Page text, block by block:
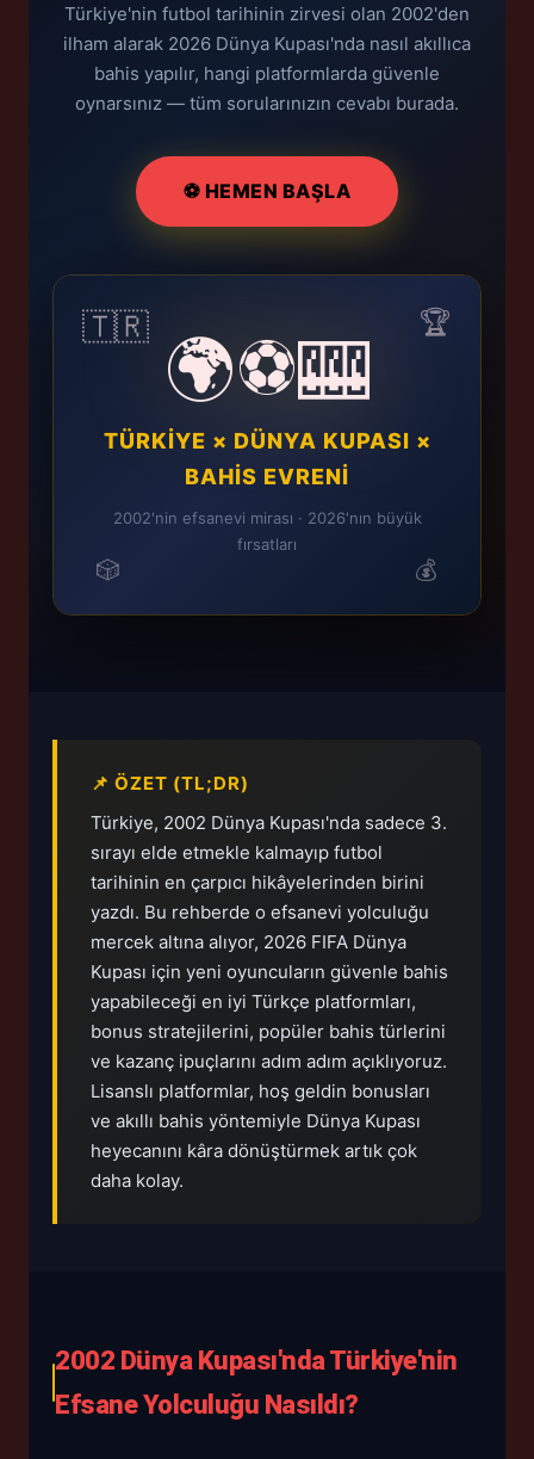
Türkiye'nin futbol tarihinin zirvesi olan 2002'den
ilham alarak 2026 Dünya Kupası'nda nasıl akıllıca
bahis yapılır, hangi platformlarda güvenle
oynarsınız — tüm sorularınızın cevabı burada.
⚽ HEMEN BAŞLA
🌍⚽🎰
🇹🇷 🏆
🎲 💰
TÜRKİYE × DÜNYA KUPASI ×
BAHİS EVRENİ
2002'nin efsanevi mirası · 2026'nın büyük
fırsatları
📌 ÖZET (TL;DR)
Türkiye, 2002 Dünya Kupası'nda sadece 3.
sırayı elde etmekle kalmayıp futbol
tarihinin en çarpıcı hikâyelerinden birini
yazdı. Bu rehberde o efsanevi yolculuğu
mercek altına alıyor, 2026 FIFA Dünya
Kupası için yeni oyuncuların güvenle bahis
yapabileceği en iyi Türkçe platformları,
bonus stratejilerini, popüler bahis türlerini
ve kazanç ipuçlarını adım adım açıklıyoruz.
Lisanslı platformlar, hoş geldin bonusları
ve akıllı bahis yöntemiyle Dünya Kupası
heyecanını kâra dönüştürmek artık çok
daha kolay.
2002 Dünya Kupası'nda Türkiye'nin
Efsane Yolculuğu Nasıldı?